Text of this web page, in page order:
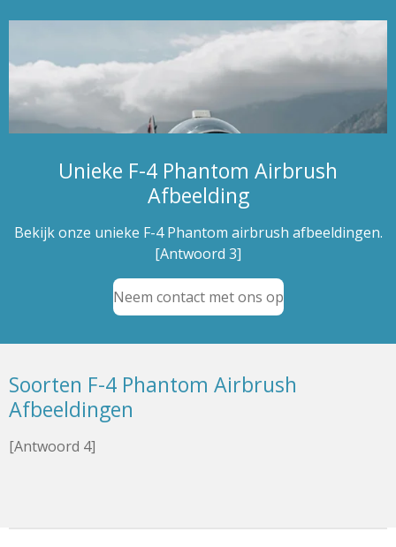
Unieke F-4 Phantom Airbrush
Afbeelding
Bekijk onze unieke F-4 Phantom airbrush afbeeldingen.
[Antwoord 3]
Neem contact met ons op
Soorten F-4 Phantom Airbrush
Afbeeldingen
[Antwoord 4]